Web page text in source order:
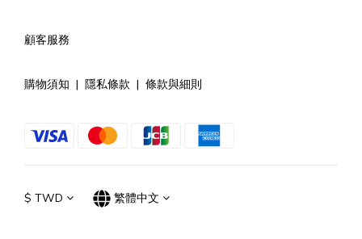
顧客服務
購物須知 | 隱私條款 | 條款與細則
$ TWD 繁體中文